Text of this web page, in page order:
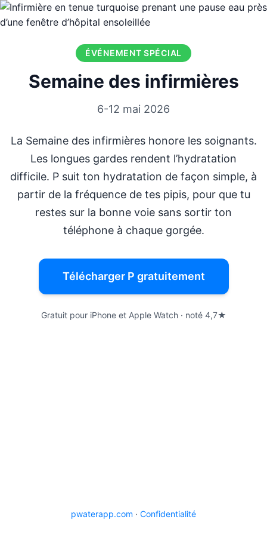
ÉVÉNEMENT SPÉCIAL
Semaine des infirmières
6-12 mai 2026
La Semaine des infirmières honore les soignants.
Les longues gardes rendent l’hydratation
difficile. P suit ton hydratation de façon simple, à
partir de la fréquence de tes pipis, pour que tu
restes sur la bonne voie sans sortir ton
téléphone à chaque gorgée.
Télécharger P gratuitement
Gratuit pour iPhone et Apple Watch · noté 4,7★
pwaterapp.com · Confidentialité